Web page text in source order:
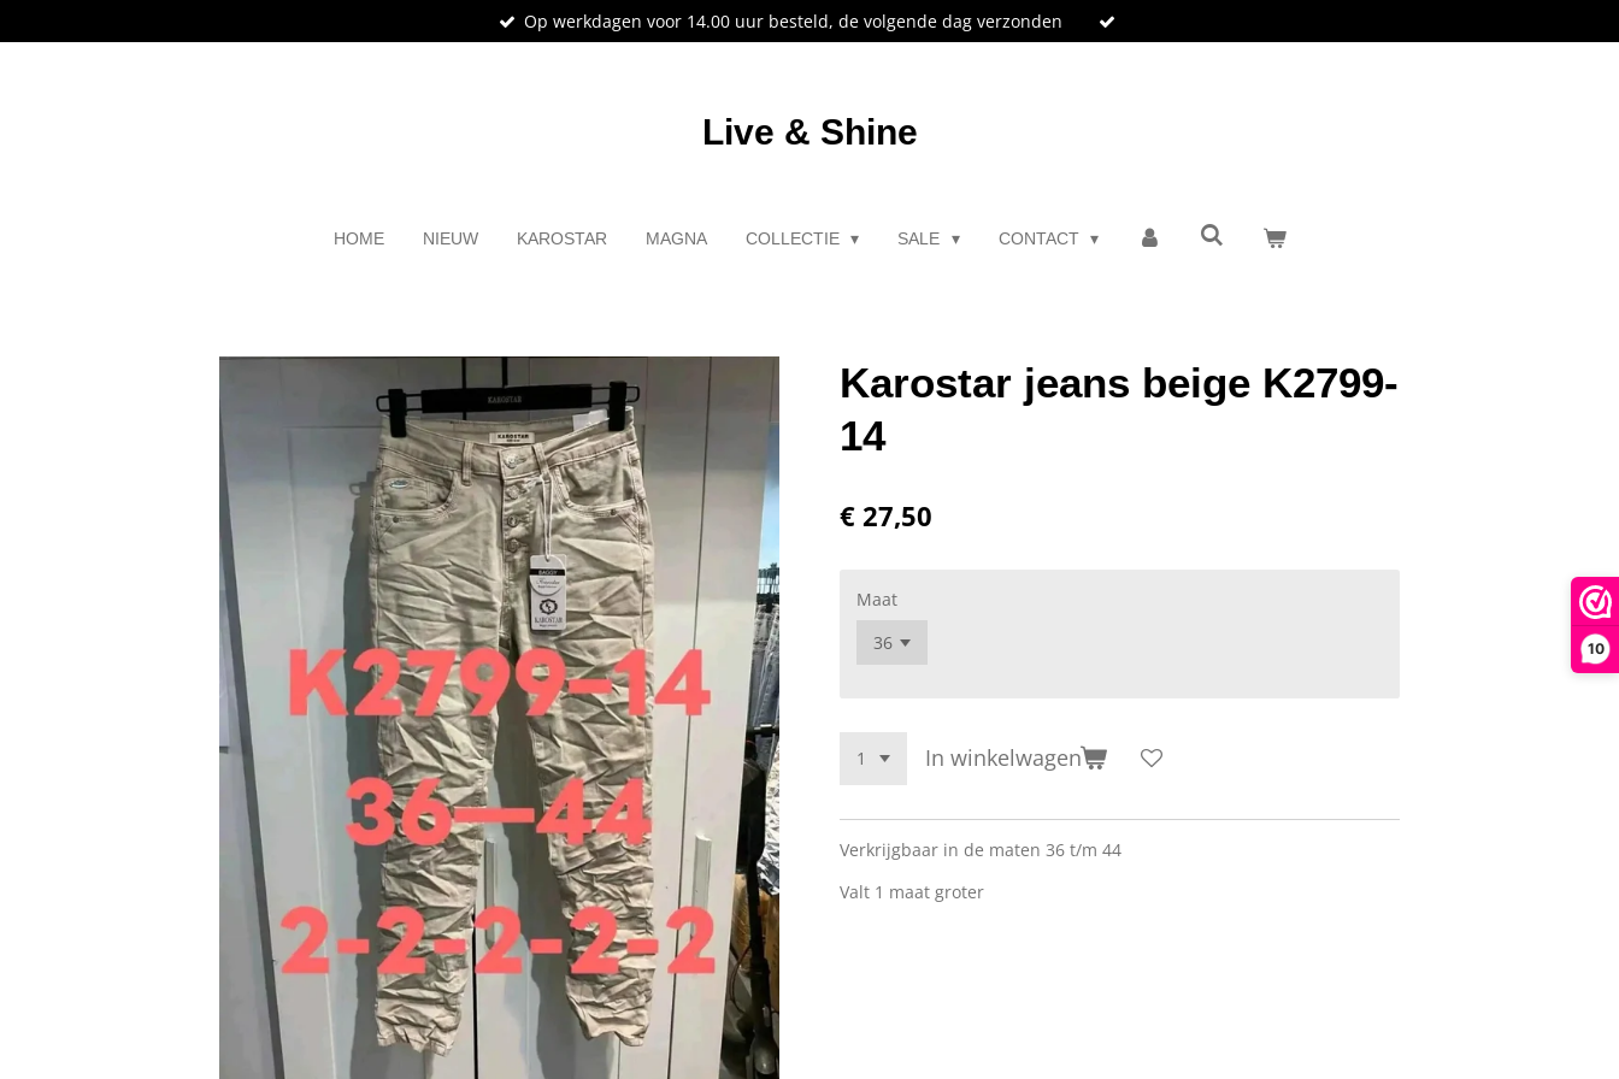
10
direct
Op werkdagen voor 14.00 uur besteld, de volgende dag verzonden
Live & Shine
HOME NIEUW KAROSTAR MAGNA COLLECTIE SALE CONTACT
Karostar jeans beige K2799-
14
€ 27,50
Maat
In winkelwagen
Verkrijgbaar in de maten 36 t/m 44
Valt 1 maat groter